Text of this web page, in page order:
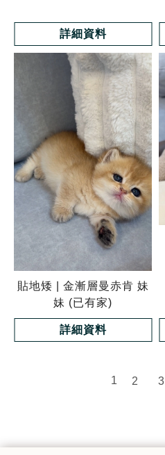
詳細資料
貼地矮 | 金漸層曼赤肯 妹
妹 (已有家)
詳細資料
1 2 3